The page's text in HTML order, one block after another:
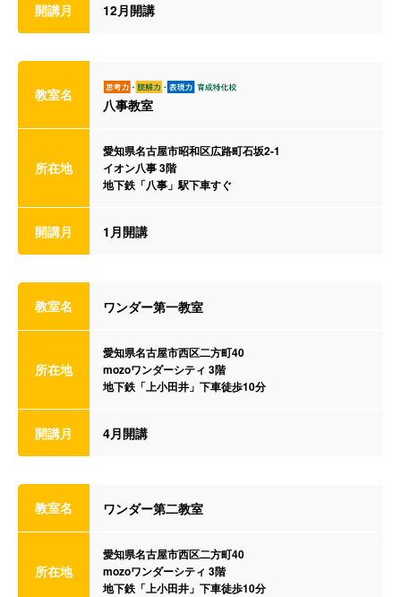
開講月 12月開講
教室名
八事教室
所在地
愛知県名古屋市昭和区広路町石坂2-1
イオン八事 3階
地下鉄「八事」駅下車すぐ
開講月 1月開講
教室名 ワンダー第一教室
所在地
愛知県名古屋市西区二方町40
mozoワンダーシティ 3階
地下鉄「上小田井」下車徒歩10分
開講月 4月開講
教室名 ワンダー第二教室
所在地
愛知県名古屋市西区二方町40
mozoワンダーシティ 3階
地下鉄「上小田井」下車徒歩10分